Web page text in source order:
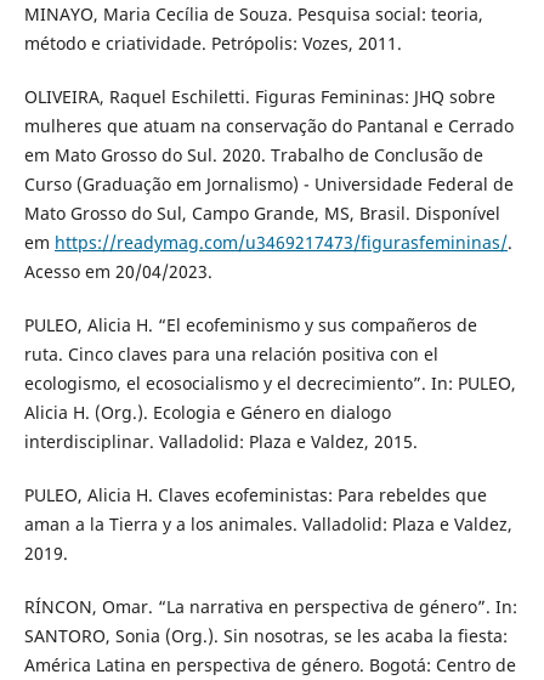
MINAYO, Maria Cecília de Souza. Pesquisa social: teoria,
método e criatividade. Petrópolis: Vozes, 2011.
OLIVEIRA, Raquel Eschiletti. Figuras Femininas: JHQ sobre
mulheres que atuam na conservação do Pantanal e Cerrado
em Mato Grosso do Sul. 2020. Trabalho de Conclusão de
Curso (Graduação em Jornalismo) - Universidade Federal de
Mato Grosso do Sul, Campo Grande, MS, Brasil. Disponível
em https://readymag.com/u3469217473/figurasfemininas/.
Acesso em 20/04/2023.
PULEO, Alicia H. “El ecofeminismo y sus compañeros de
ruta. Cinco claves para una relación positiva con el
ecologismo, el ecosocialismo y el decrecimiento”. In: PULEO,
Alicia H. (Org.). Ecologia e Género en dialogo
interdisciplinar. Valladolid: Plaza e Valdez, 2015.
PULEO, Alicia H. Claves ecofeministas: Para rebeldes que
aman a la Tierra y a los animales. Valladolid: Plaza e Valdez,
2019.
RÍNCON, Omar. “La narrativa en perspectiva de género”. In:
SANTORO, Sonia (Org.). Sin nosotras, se les acaba la fiesta:
América Latina en perspectiva de género. Bogotá: Centro de